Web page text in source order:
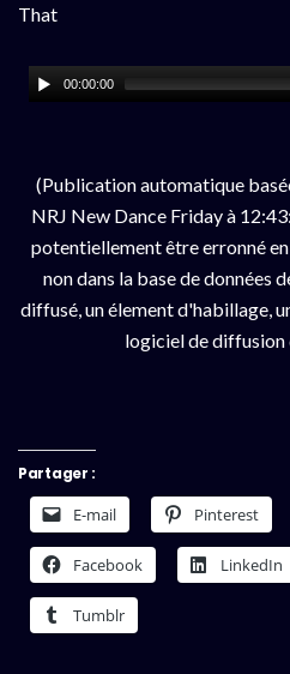
That
00:00:00
(Publication automatique
NRJ New Dance Friday à
potentiellement être erronné
non dans la base de données
diffusé, un élement d'habillage,
logiciel de diffusion
Partager :
E-mail Pinterest
Facebook LinkedIn
Tumblr